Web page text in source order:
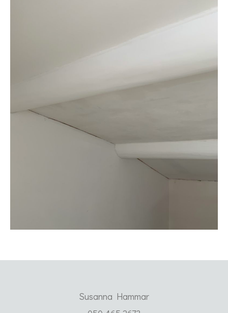
Susanna Hammar